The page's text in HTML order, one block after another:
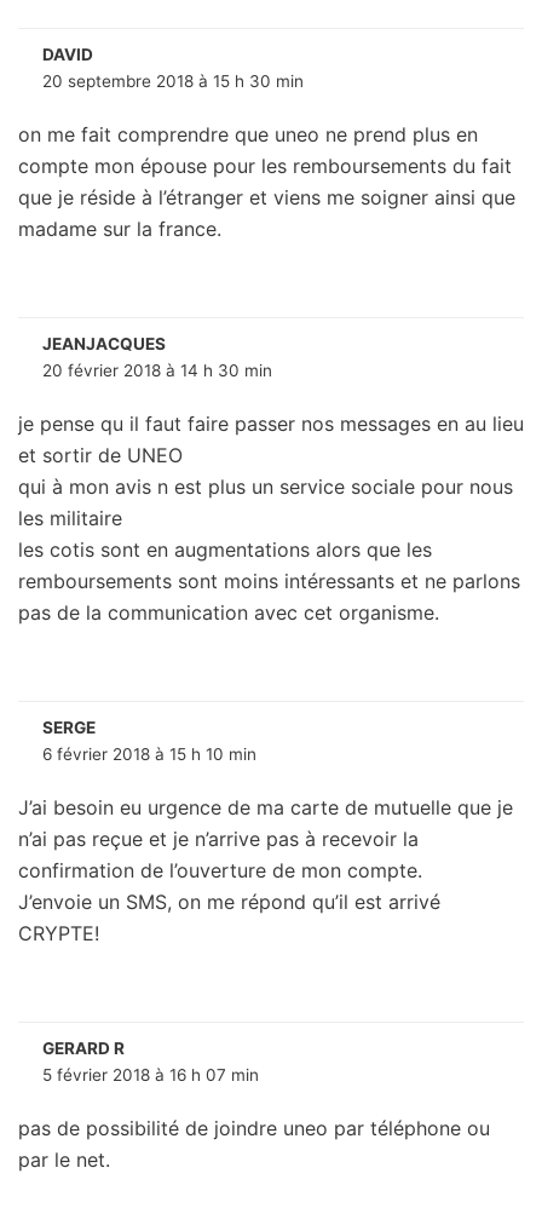
DAVID
20 septembre 2018 à 15 h 30 min
on me fait comprendre que uneo ne prend plus en
compte mon épouse pour les remboursements du fait
que je réside à l’étranger et viens me soigner ainsi que
madame sur la france.
JEANJACQUES
20 février 2018 à 14 h 30 min
je pense qu il faut faire passer nos messages en au lieu
et sortir de UNEO
qui à mon avis n est plus un service sociale pour nous
les militaire
les cotis sont en augmentations alors que les
remboursements sont moins intéressants et ne parlons
pas de la communication avec cet organisme.
SERGE
6 février 2018 à 15 h 10 min
J’ai besoin eu urgence de ma carte de mutuelle que je
n’ai pas reçue et je n’arrive pas à recevoir la
confirmation de l’ouverture de mon compte.
J’envoie un SMS, on me répond qu’il est arrivé
CRYPTE!
GERARD R
5 février 2018 à 16 h 07 min
pas de possibilité de joindre uneo par téléphone ou
par le net.